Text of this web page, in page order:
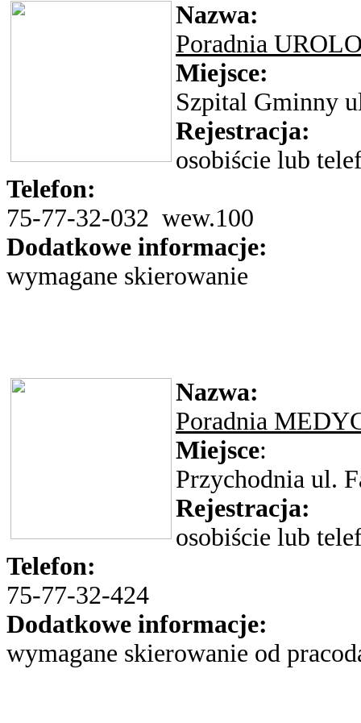
Nazwa:
Poradnia
Miejsce:
Szpital Gminny
Rejestracja:
osobiście lub
Telefon:
75-77-32-032 wew.100
Dodatkowe informacje:
wymagane skierowanie
Nazwa:
Poradnia
Miejsce:
Przychodnia ul.
Rejestracja:
osobiście lub
Telefon:
75-77-32-424
Dodatkowe informacje:
wymagane skierowanie od